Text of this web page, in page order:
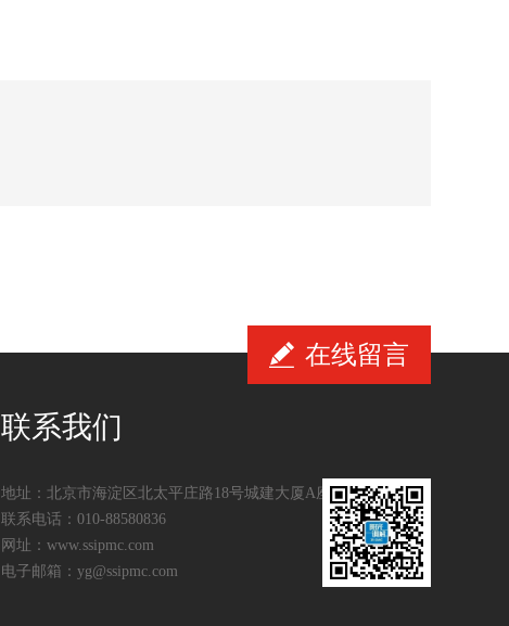
在线留言
联系我们
地址：北京市海淀区北太平庄路18号城建大厦A座11层
联系电话：010-88580836
网址：www.ssipmc.com
电子邮箱：yg@ssipmc.com